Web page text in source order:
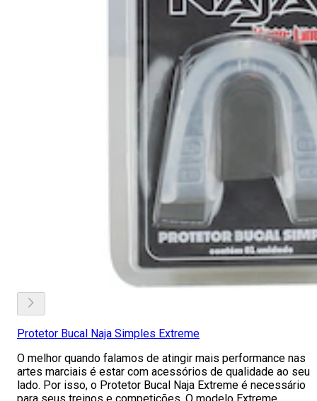
Protetor Bucal Naja Simples Extreme
O melhor quando falamos de atingir mais performance nas
artes marciais é estar com acessórios de qualidade ao seu
lado. Por isso, o Protetor Bucal Naja Extreme é necessário